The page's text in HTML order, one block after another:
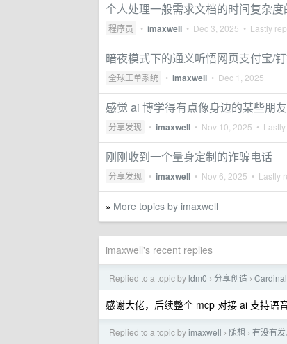
个人处理一般需求文档的时间复杂度
程序员 • imaxwell • Dec 3, 2025 • Lastly
暗夜模式下的通义听悟网页支付宝/
全球工单系统 • imaxwell • Dec 1, 2025
感觉 ai 博学得有点像身边的某些朋友
分享发现 • imaxwell • Nov 10, 2025 •
刚刚收到一个量身定制的诈骗电话
分享发现 • imaxwell • Nov 6, 2025 • Lastly
» More topics by imaxwell
imaxwell's recent replies
Replied to a topic by ldm0 › 分享创造 ›
感谢大佬，后续整个 mcp 对接 ai 支持语
Replied to a topic byimaxwell › 随想 › 有没有